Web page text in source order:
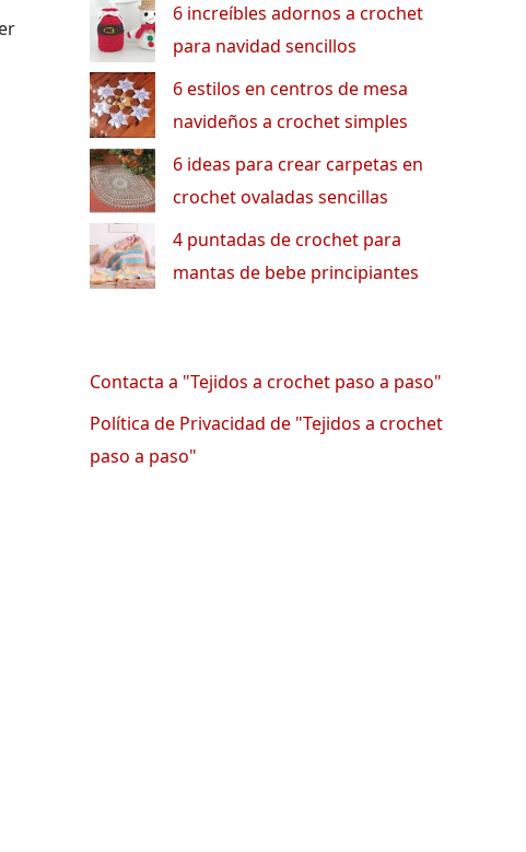
6 increíbles adornos a crochet
para navidad sencillos
6 estilos en centros de mesa
navideños a crochet simples
6 ideas para crear carpetas en
crochet ovaladas sencillas
4 puntadas de crochet para
mantas de bebe principiantes
Contacta a "Tejidos a crochet paso a paso"
Política de Privacidad de "Tejidos a crochet
paso a paso"